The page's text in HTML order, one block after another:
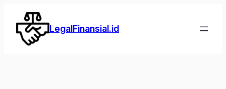
Lewati
konten
LegalFinansial.id